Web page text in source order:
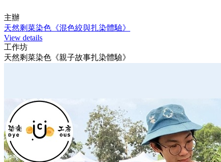
主辦
天然剩菜染色《混色絞與扎染體驗》
View details
工作坊
天然剩菜染色《親子故事扎染體驗》